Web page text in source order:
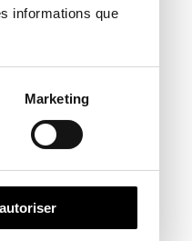
informations que
Marketing